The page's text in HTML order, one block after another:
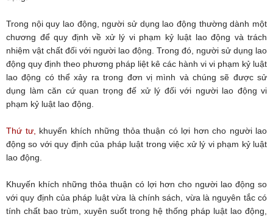
Trong nội quy lao động, người sử dụng lao động thường dành một
chương để quy định về xử lý vi phạm kỷ luật lao động và trách
nhiệm vật chất đối với người lao động. Trong đó, người sử dụng lao
động quy định theo phương pháp liệt kê các hành vi vi phạm kỷ luật
lao động có thể xảy ra trong đơn vị mình và chúng sẽ được sử
dụng làm căn cứ quan trọng đế xử lý đối với người lao động vi
phạm kỷ luật lao động.
Thứ tư,
khuyến khích những thỏa thuận có lợi hơn cho người lao
động so với quy định của pháp luật trong việc xử lý vi phạm kỷ luật
lao động.
Khuyến khích những thỏa thuận có lợi hơn cho người lao động so
với quy định của pháp luật vừa là chính sách, vừa là nguyên tắc có
tính chất bao trùm, xuyên suốt trong hệ thống pháp luật lao động,